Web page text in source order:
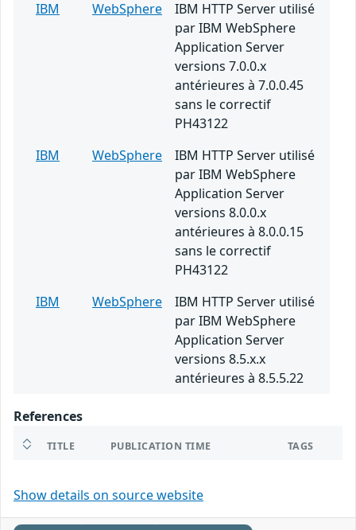
IBM
WebSphere
IBM HTTP Server utilisé
par IBM WebSphere
Application Server
versions 7.0.0.x
antérieures à 7.0.0.45
sans le correctif
PH43122
IBM
WebSphere
IBM HTTP Server utilisé
par IBM WebSphere
Application Server
versions 8.0.0.x
antérieures à 8.0.0.15
sans le correctif
PH43122
IBM
WebSphere
IBM HTTP Server utilisé
par IBM WebSphere
Application Server
versions 8.5.x.x
antérieures à 8.5.5.22
References
TITLE PUBLICATION TIME TAGS
Show details on source website